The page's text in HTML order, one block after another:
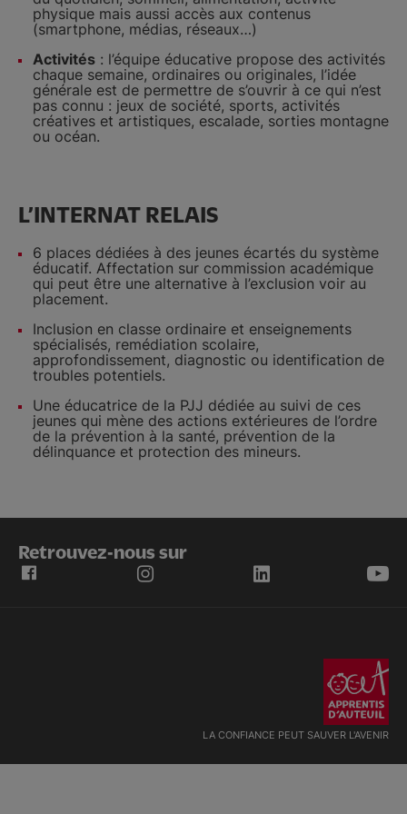
physique mais aussi accès aux contenus
(smartphone, médias, réseaux…)
Activités : l’équipe éducative propose des activités
chaque semaine, ordinaires ou originales, l’idée
générale est de permettre de s’ouvrir à ce qui n’est
pas connu : jeux de société, sports, activités
créatives et artistiques, escalade, sorties montagne
ou océan.
L’INTERNAT RELAIS
6 places dédiées à des jeunes écartés du système
éducatif. Affectation sur commission académique
qui peut être une alternative à l’exclusion voir au
placement.
Inclusion en classe ordinaire et enseignements
spécialisés, remédiation scolaire,
approfondissement, diagnostic ou identification de
troubles potentiels.
Une éducatrice de la PJJ dédiée au suivi de ces
jeunes qui mène des actions extérieures de l’ordre
de la prévention à la santé, prévention de la
délinquance et protection des mineurs.
Retrouvez-nous sur
LA CONFIANCE PEUT SAUVER L'AVENIR